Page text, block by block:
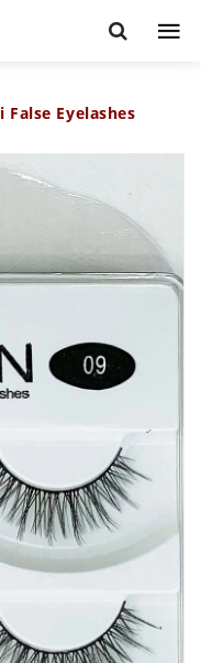
False Eyelashes